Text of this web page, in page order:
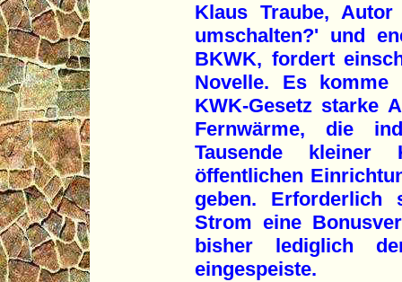
Klaus Traube,
umschalten?' und
BKWK, fordert
Novelle. Es
KWK-Gesetz starke
Fernwärme, die
Tausende kleiner
öffentlichen
geben. Erforderlich
Strom eine
bisher lediglich
eingespeiste.